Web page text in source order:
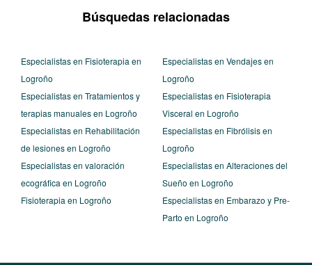
Búsquedas relacionadas
Especialistas en Fisioterapia en
Logroño
Especialistas en Tratamientos y
terapias manuales en Logroño
Especialistas en Rehabilitación
de lesiones en Logroño
Especialistas en valoración
ecográfica en Logroño
Fisioterapia en Logroño
Especialistas en Vendajes en
Logroño
Especialistas en Fisioterapia
Visceral en Logroño
Especialistas en Fibrólisis en
Logroño
Especialistas en Alteraciones del
Sueño en Logroño
Especialistas en Embarazo y Pre-
Parto en Logroño